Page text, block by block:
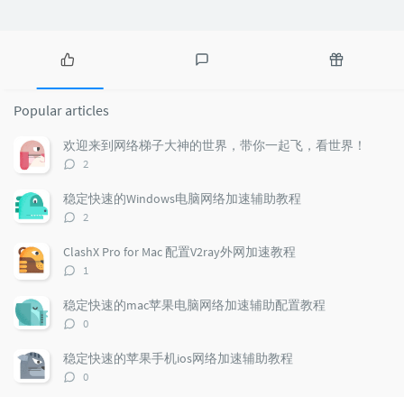
P
p
u
l
a
r
a
r
t
i
l
e
e
s
c
o
m
t
d
o
Popular articles
欢迎来到网络梯子大神的世界，带你一起飞，看世界！
评
数：
2
稳定快速的Windows电脑网络加速辅助教程
评
数：
2
ClashX Pro for Mac 配置V2ray外网加速教程
评
数：
1
稳定快速的mac苹果电脑网络加速辅助配置教程
评
数：
0
稳定快速的苹果手机ios网络加速辅助教程
评
0